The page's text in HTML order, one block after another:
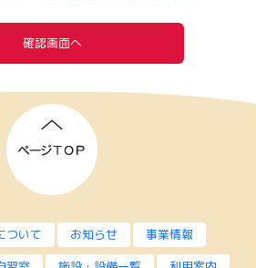
確認画面へ
ついて お知らせ
事業情報